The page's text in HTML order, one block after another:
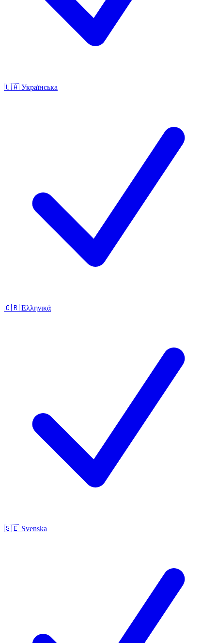
🇺🇦 Українська
🇬🇷 Ελληνικά
🇸🇪 Svenska